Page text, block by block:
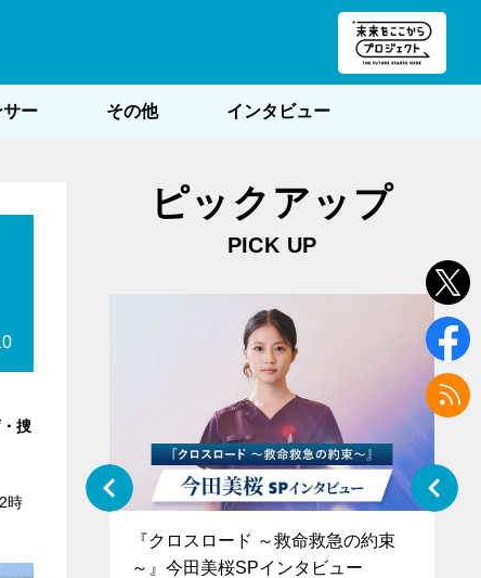
サー その他 インタビュー
・捜
時
ピックアップ
PICK UP
インタ
『クロスロード ～救命救急の約束
～』今田美桜SPインタビュー